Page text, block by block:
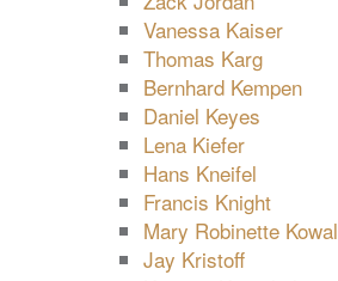
Vanessa Kaiser
Thomas Karg
Bernhard Kempen
Daniel Keyes
Lena Kiefer
Hans Kneifel
Francis Knight
Mary Robinette Kowal
Jay Kristoff